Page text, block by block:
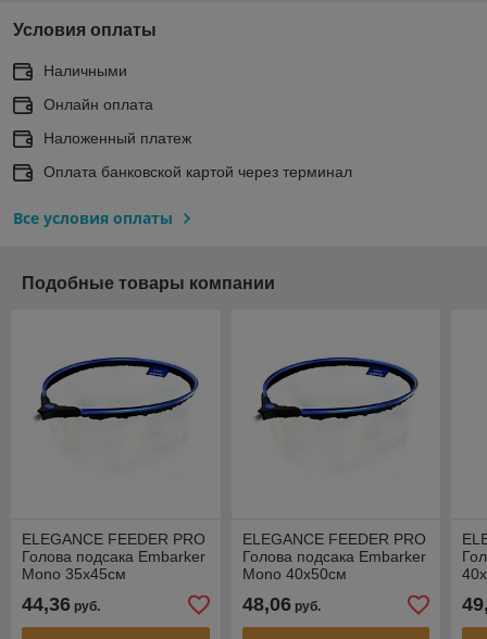
Условия оплаты
Наличными
Онлайн оплата
Наложенный платеж
Оплата банковской картой через терминал
Все условия оплаты
Подобные товары компании
ELEGANCE FEEDER PRO
Голова подсака Embarker
Mono 35х45см
44,36 руб.
ELEGANCE FEEDER PRO
Голова подсака Embarker
Mono 40х50см
48,06руб.